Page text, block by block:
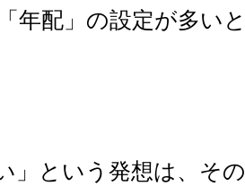
年配」の設定が多い
」という発想は、そ